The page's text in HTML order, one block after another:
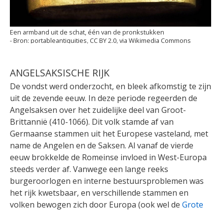
Een armband uit de schat, één van de pronkstukken
portableantiquities, CC BY 2.0, via Wikimedia Commons
ANGELSAKSISCHE RIJK
De vondst werd onderzocht, en bleek afkomstig te zijn
uit de zevende eeuw. In deze periode regeerden de
Angelsaksen over het zuidelijke deel van Groot-
Brittannië (410-1066). Dit volk stamde af van
Germaanse stammen uit het Europese vasteland, met
name de Angelen en de Saksen. Al vanaf de vierde
eeuw brokkelde de Romeinse invloed in West-Europa
steeds verder af. Vanwege een lange reeks
burgeroorlogen en interne bestuursproblemen was
het rijk kwetsbaar, en verschillende stammen en
volken bewogen zich door Europa (ook wel de Grote